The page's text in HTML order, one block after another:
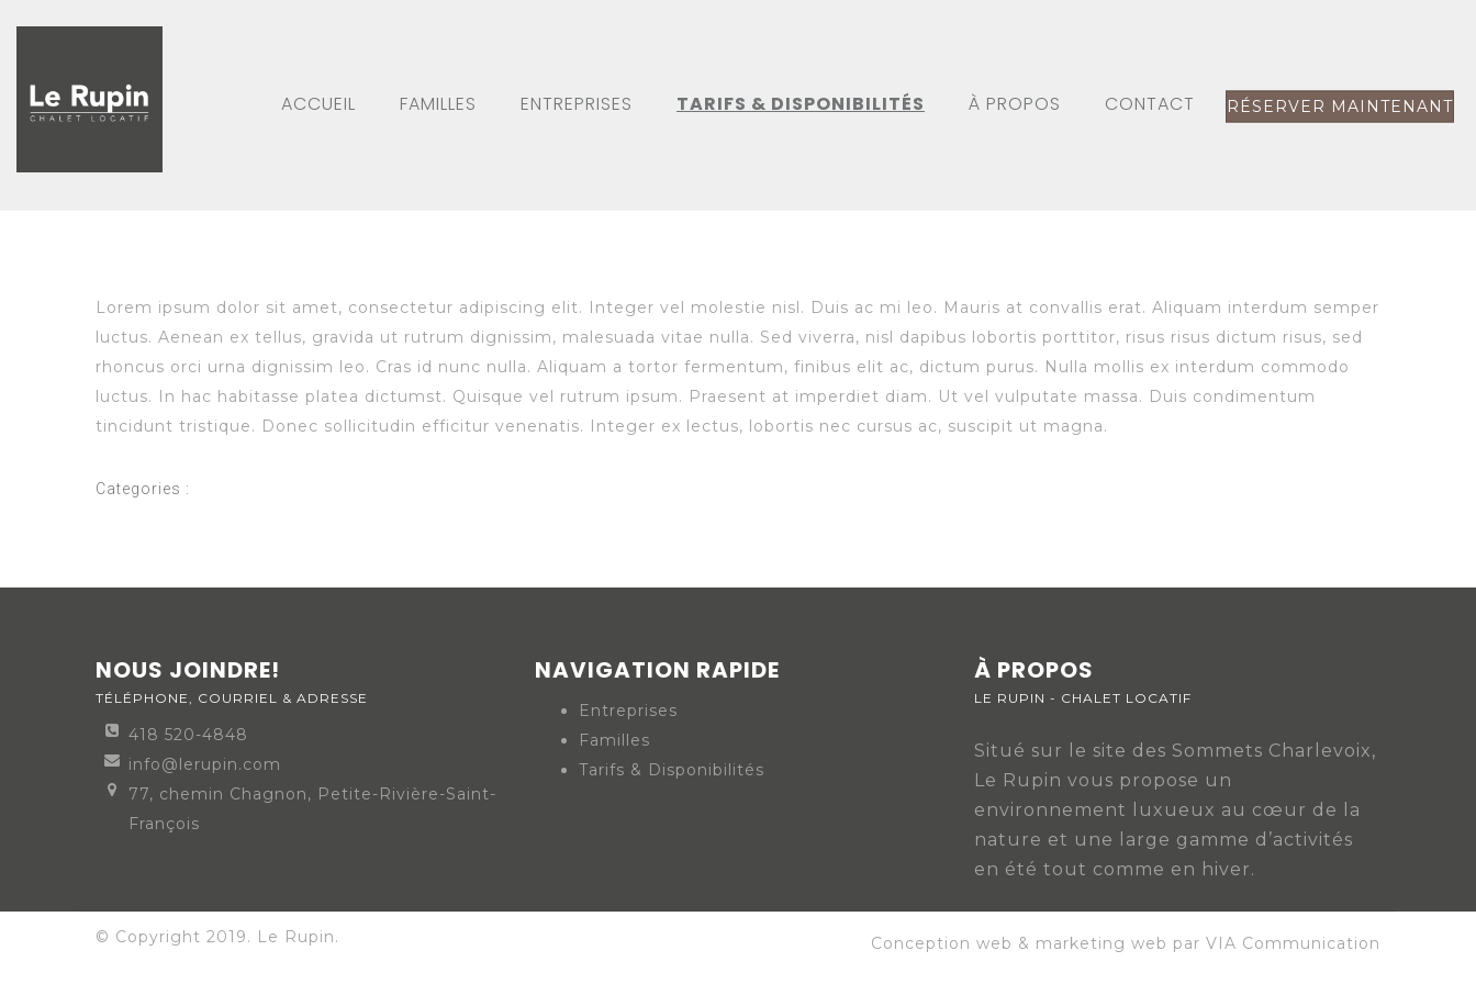
ACCUEIL FAMILLES ENTREPRISES TARIFS & DISPONIBILITÉS À PROPOS CONTACT RÉSERVER MAINTENANT
Lorem ipsum dolor sit amet, consectetur adipiscing elit. Integer vel molestie nisl. Duis ac mi leo. Mauris at convallis erat. Aliquam interdum semper
luctus. Aenean ex tellus, gravida ut rutrum dignissim, malesuada vitae nulla. Sed viverra, nisl dapibus lobortis porttitor, risus risus dictum risus, sed
rhoncus orci urna dignissim leo. Cras id nunc nulla. Aliquam a tortor fermentum, finibus elit ac, dictum purus. Nulla mollis ex interdum commodo
luctus. In hac habitasse platea dictumst. Quisque vel rutrum ipsum. Praesent at imperdiet diam. Ut vel vulputate massa. Duis condimentum
tincidunt tristique. Donec sollicitudin efficitur venenatis. Integer ex lectus, lobortis nec cursus ac, suscipit ut magna.
Categories :
NOUS JOINDRE!
TÉLÉPHONE, COURRIEL & ADRESSE
418 520-4848
info@lerupin.com
77, chemin Chagnon, Petite-Rivière-Saint-
François
NAVIGATION RAPIDE
Entreprises
Familles
Tarifs & Disponibilités
À PROPOS
LE RUPIN - CHALET LOCATIF
Situé sur le site des Sommets Charlevoix,
Le Rupin vous propose un
environnement luxueux au cœur de la
nature et une large gamme d’activités
en été tout comme en hiver.
© Copyright 2019. Le Rupin. Conception web & marketing web par VIA Communication